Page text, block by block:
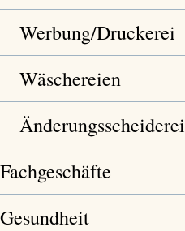
Werbung/Druckerei
Wäschereien
Änderungsscheiderei
Fachgeschäfte
Gesundheit